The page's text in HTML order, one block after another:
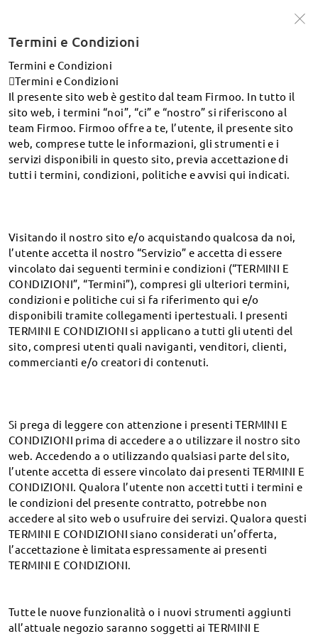
Cos'è la PD
Spedizione e tracciamento
costo della spedizione?
Quanto tempo ci vorrà per elaborare i miei occhiali?
Come gestite i ritardi nell'elaborazione?
Cosa posso fare se mi viene richiesto di pagare tasse di
importazione o dazi doganali?
Come controllare lo stato del mio ordine?
Come gestite i ritardi di spedizione?
Resi
Politica di Resi e Cambi
Come richiedere resi e cambi?
Dove donare i miei occhiali?
Quando riceverò il rimborso?
Ordine
Cosa significa "stato dell'ordine"?
Come effettuare un ordine su Firmoo?
Come posso modificare o cancellare l'ordine?
Perché scegliere Firmoo?
Prescrizione
Che cos’è PD/DPI?
Come leggere la prescrizione?
Il sistema TABO e il sistema INT
Lenti
Colore delle lenti
Come trovo la montatura della dimensione perfetta?
Termini e Condizioni
Termini e Condizioni
Termini e Condizioni
Il presente sito web è gestito dal team Firmoo. In tutto il
sito web, i termini “noi”, “ci” e “nostro” si riferiscono al
team Firmoo. Firmoo offre a te, l’utente, il presente sito
web, comprese tutte le informazioni, gli strumenti e i
servizi disponibili in questo sito, previa accettazione di
tutti i termini, condizioni, politiche e avvisi qui indicati.
Visitando il nostro sito e/o acquistando qualcosa da noi,
l’utente accetta il nostro “Servizio” e accetta di essere
vincolato dai seguenti termini e condizioni (“TERMINI E
CONDIZIONI”, “Termini”), compresi gli ulteriori termini,
condizioni e politiche cui si fa riferimento qui e/o
disponibili tramite collegamenti ipertestuali. I presenti
TERMINI E CONDIZIONI si applicano a tutti gli utenti del
sito, compresi utenti quali naviganti, venditori, clienti,
commercianti e/o creatori di contenuti.
Si prega di leggere con attenzione i presenti TERMINI E
CONDIZIONI prima di accedere a o utilizzare il nostro sito
web. Accedendo a o utilizzando qualsiasi parte del sito,
l’utente accetta di essere vincolato dai presenti TERMINI E
CONDIZIONI. Qualora l’utente non accetti tutti i termini e
le condizioni del presente contratto, potrebbe non
accedere al sito web o usufruire dei servizi. Qualora questi
TERMINI E CONDIZIONI siano considerati un’offerta,
l’accettazione è limitata espressamente ai presenti
TERMINI E CONDIZIONI.
Tutte le nuove funzionalità o i nuovi strumenti aggiunti
all’attuale negozio saranno soggetti ai TERMINI E